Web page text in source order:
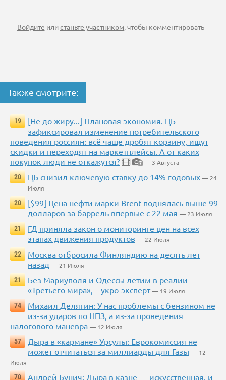
Войдите илистаньте участником, чтобы комментировать
Также смотрите:
19
[Не до жиру...] Плановая экономия. ЦБ
зафиксировал изменение потребительского
поведения россиян: всё чаще дробят корзину, ищут
скидки и переходят на маркетплейсы. А от каких
покупок люди не откажутся?
7 — 3 Августа
20
ЦБ снизил ключевую ставку до 14% годовых — 24
Июля
20
[$99] Цена нефти марки Brent поднялась выше 99
долларов за баррель впервые с 22 мая — 23 Июля
21
ГД приняла закон о мониторинге цен на всех
этапах движения продуктов — 22 Июля
22
Москва отбросила Финляндию на десять лет
назад — 21 Июля
21
Без Мариуполя и Одессы летим в реалии
«Третьего мира», – укро-эксперт — 19 Июля
74
Михаил Делягин: У нас проблемы с бензином не
из-за ударов по НПЗ, а из-за проведения
налогового маневра — 12 Июля
57
Дыра в «кармане» Урсулы: Еврокомиссия не
может отчитаться за миллиарды для Газы — 12
Июля
70
Андрей Бунич: Дыра в казне — искусственная, и